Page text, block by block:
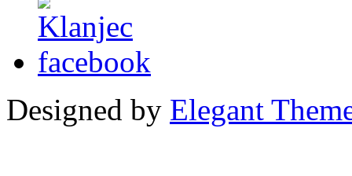
Designed by Elegant